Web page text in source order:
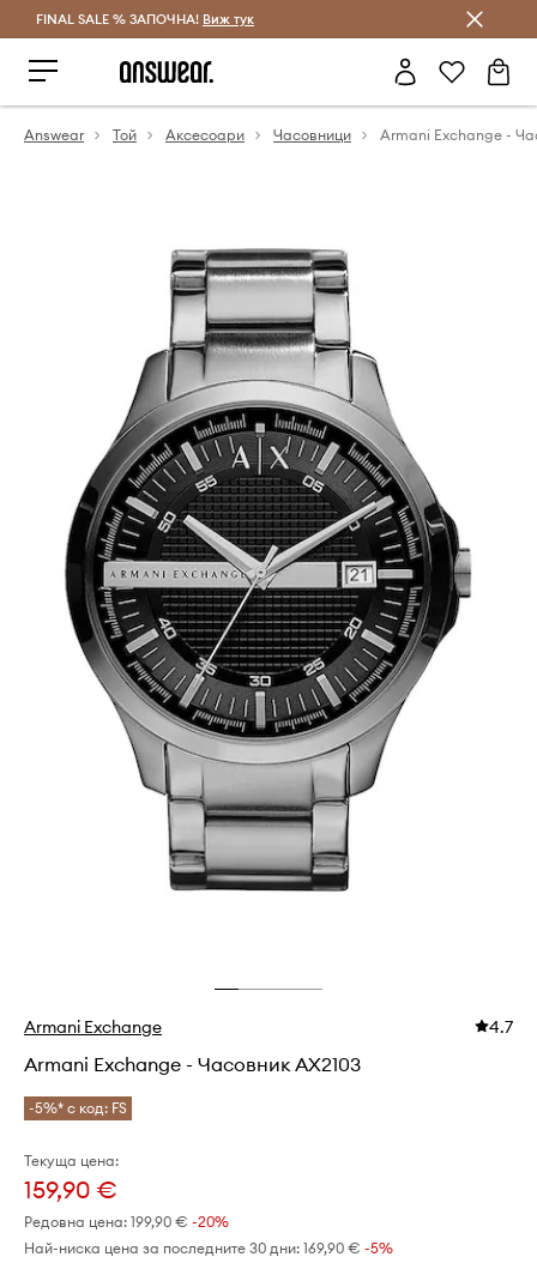
Спестявай с Answear Club
FINAL SALE % ЗАПОЧНА! Виж тук
Answear Той Аксесоари Часовници
Armani Exchange 4.7
Armani Exchange - Часовник AX2103
-5%* с код: FS
Текуща цена:
159,90 €
Редовна цена: 199,90 € -20%
Най-ниска цена за последните 30 дни: 169,90 € -5%